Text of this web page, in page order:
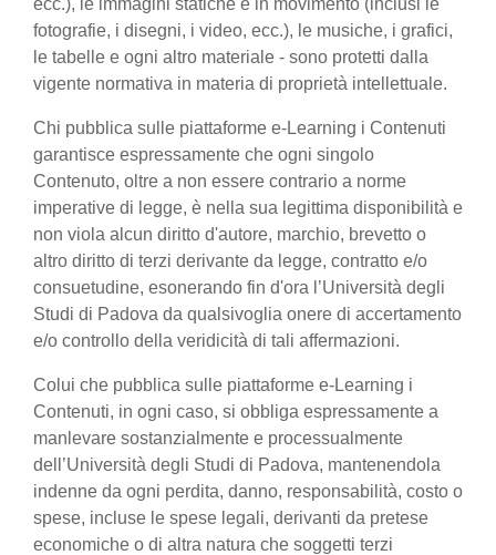
ecc.), le immagini statiche e in movimento (inclusi le
fotografie, i disegni, i video, ecc.), le musiche, i grafici,
le tabelle e ogni altro materiale - sono protetti dalla
vigente normativa in materia di proprietà intellettuale.
Chi pubblica sulle piattaforme e-Learning i Contenuti
garantisce espressamente che ogni singolo
Contenuto, oltre a non essere contrario a norme
imperative di legge, è nella sua legittima disponibilità e
non viola alcun diritto d'autore, marchio, brevetto o
altro diritto di terzi derivante da legge, contratto e/o
consuetudine, esonerando fin d'ora l’Università degli
Studi di Padova da qualsivoglia onere di accertamento
e/o controllo della veridicità di tali affermazioni.
Colui che pubblica sulle piattaforme e-Learning i
Contenuti, in ogni caso, si obbliga espressamente a
manlevare sostanzialmente e processualmente
dell’Università degli Studi di Padova, mantenendola
indenne da ogni perdita, danno, responsabilità, costo o
spese, incluse le spese legali, derivanti da pretese
economiche o di altra natura che soggetti terzi